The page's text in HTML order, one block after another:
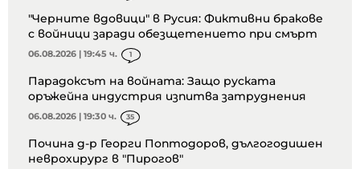
"Черните вдовици" в Русия: Фиктивни бракове
с войници заради обезщетението при смърт
06.08.2026 | 19:45 ч. 1
Парадоксът на войната: Защо руската
оръжейна индустрия изпитва затруднения
06.08.2026 | 19:30 ч. 35
Почина д-р Георги Поптодоров, дългогодишен
неврохирург в "Пирогов"